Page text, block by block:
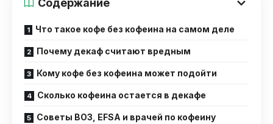
Содержание
Что такое кофе без кофеина на самом деле
Почему декаф считают вредным
Кому кофе без кофеина может подойти
Сколько кофеина остается в декафе
Советы ВОЗ, EFSA и врачей по кофеину